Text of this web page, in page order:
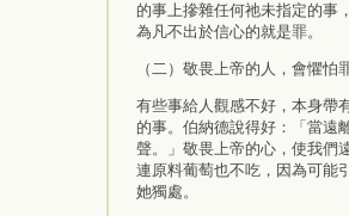
的事上摻雜任何祂未指定的事
為凡不出於信心的就是罪。
（二）敬畏上帝的人，會懼
有些事給人觀感不好，本身帶
的事。伯納德說得好：「當遠
聲。」敬畏上帝的心，使我們
連原料葡萄也不吃，因為可能
她獨處。